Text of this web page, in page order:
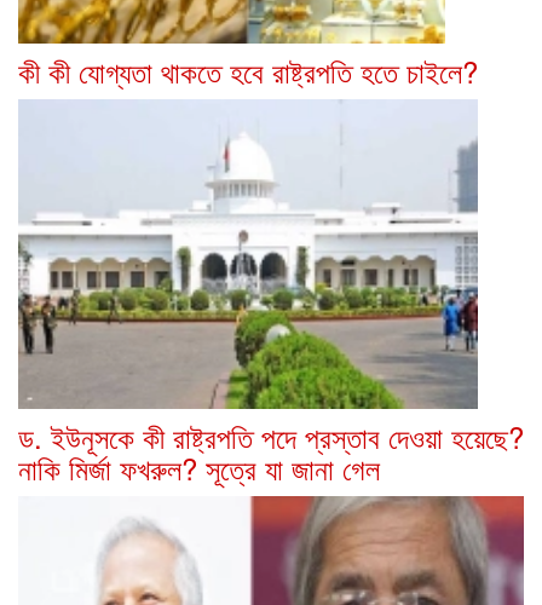
কী কী যোগ্যতা থাকতে হবে রাষ্ট্রপতি হতে চাইলে?
ড. ইউনূসকে কী রাষ্ট্রপতি পদে প্রস্তাব দেওয়া হয়েছে?
নাকি মির্জা ফখরুল? সূত্রে যা জানা গেল